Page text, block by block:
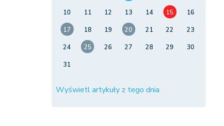
10
11 12 13 14 15
16
17
18 19 20 21 22
23
24
25 26 27 28 29
30
31
Wyświetl artykuły z tego dnia